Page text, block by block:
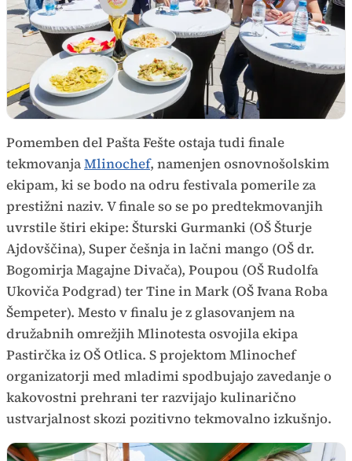
Pomemben del Pašta Fešte ostaja tudi finale
tekmovanjaMlinochef, namenjen osnovnošolskim
ekipam, ki se bodo na odru festivala pomerile za
prestižni naziv. V finale so se po predtekmovanjih
uvrstile štiri ekipe: Šturski Gurmanki (OŠ Šturje
Ajdovščina), Super češnja in lačni mango (OŠ dr.
Bogomirja Magajne Divača), Poupou (OŠ Rudolfa
Ukoviča Podgrad) ter Tine in Mark (OŠ Ivana Roba
Šempeter). Mesto v finalu je z glasovanjem na
družabnih omrežjih Mlinotesta osvojila ekipa
Pastirčka iz OŠ Otlica. S projektom Mlinochef
organizatorji med mladimi spodbujajo zavedanje o
kakovostni prehrani ter razvijajo kulinarično
ustvarjalnost skozi pozitivno tekmovalno izkušnjo.